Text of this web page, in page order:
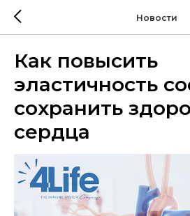
Новости
Как повысить
эластичность
сохранить
сердца